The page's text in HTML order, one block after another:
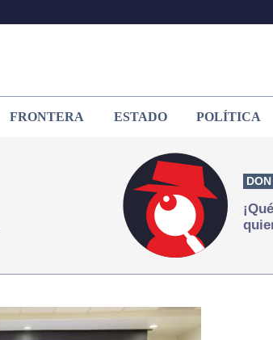
FRONTERA ESTADO POLÍTICA